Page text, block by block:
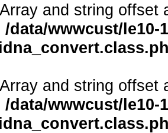
and string offset
/data/wwwcust/
and string offset
/data/wwwcust/